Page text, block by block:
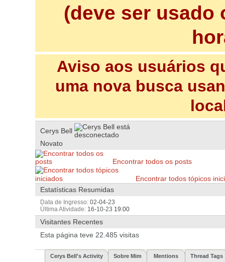
(deve ser usado
Aviso aos usuários
uma nova busca
Cerys Bell
Novato
Encontrar todos os posts
Encontrar todos tópicos
Estatísticas Resumidas
Data de Ingresso 02-04-23
Última Atividade 16-10-23 19:00
Visitantes Recentes
Esta página teve 22.485 visitas
Cerys Bell's Activity Sobre Mim Mentions Thread Tags